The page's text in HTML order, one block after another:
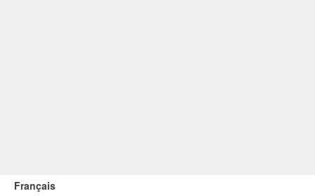
Français